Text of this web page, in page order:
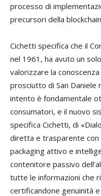
processo di
precursori della
Cichetti specifica che il
nel 1961, ha avuto un
valorizzare la
prosciutto di San Daniele
intento è fondamentale
consumatori, e il nuovo
specifica Cichetti, di
diretta e trasparente con
packaging attivo e
contenitore passivo
tutte le informazioni che
certificandone genuinità